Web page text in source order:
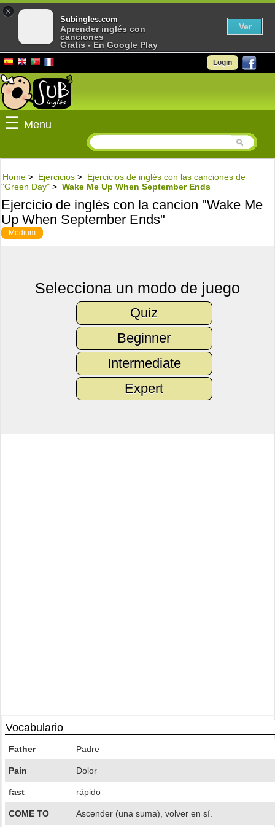
Login
☰ Menu
Home > Ejercicios > Ejercicios de inglés con las canciones de
"Green Day" > Wake Me Up When September Ends
Ejercicio de inglés con la cancion "Wake Me
Up When September Ends"
Medium
Selecciona un modo de juego
Quiz
Beginner
Intermediate
Expert
Vocabulario
Father Padre
Pain Dolor
fast rápido
COME TO Ascender (una suma), volver en sí.
×
Subingles.com
Aprender inglés con
canciones
Gratis - En Google Play
Ver